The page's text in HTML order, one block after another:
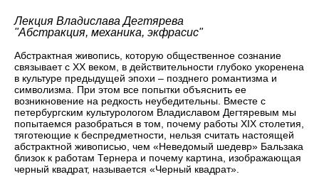
Лекция ВладиславаДегтярева
"Абстракция, механика, экфрасис"
Абстрактная живопись, которую общественное сознание
связывает с ХХ веком, в действительности глубоко укоренена
в культуре предыдущей эпохи – позднего романтизма и
символизма. При этом все попытки объяснить ее
возникновение на редкость неубедительны. Вместе с
петербургским культурологом Владиславом Дегтяревым мы
попытаемся разобраться в том, почему работы XIX столетия,
тяготеющие к беспредметности, нельзя считать настоящей
абстрактной живописью, чем «Неведомый шедевр» Бальзака
близок к работам Тернера и почему картина, изображающая
черный квадрат, называется «Черный квадрат».